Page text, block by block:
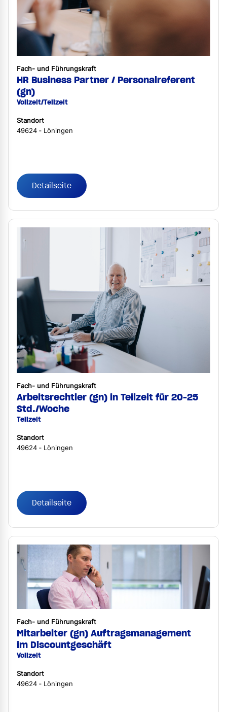
Fach- und Führungskraft
HR Business Partner / Personalreferent
(gn)
Vollzeit/Teilzeit
Standort
49624 ‐ Löningen
Detailseite
Fach- und Führungskraft
Arbeitsrechtler (gn) in Teilzeit für 20-25
Std./Woche
Teilzeit
Standort
49624 ‐ Löningen
Detailseite
Fach- und Führungskraft
Mitarbeiter (gn) Auftragsmanagement
im Discountgeschäft
Vollzeit
Standort
49624 ‐ Löningen